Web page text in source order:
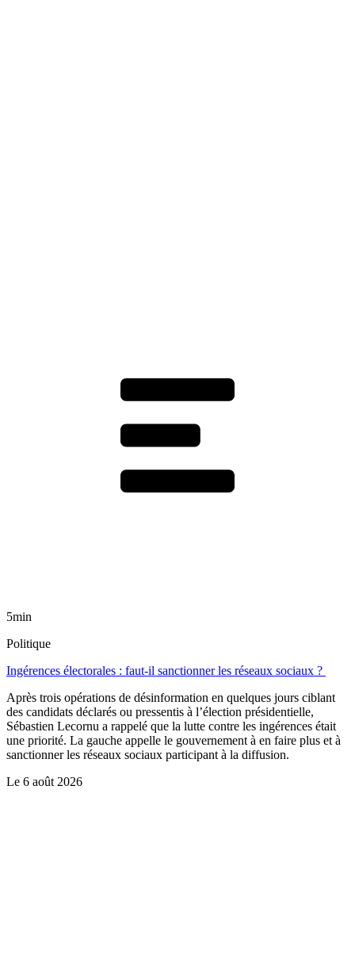
5min
Politique
Ingérences électorales : faut-il sanctionner les réseaux sociaux ?
Après trois opérations de désinformation en quelques jours ciblant
des candidats déclarés ou pressentis à l’élection présidentielle,
Sébastien Lecornu a rappelé que la lutte contre les ingérences était
une priorité. La gauche appelle le gouvernement à en faire plus et à
sanctionner les réseaux sociaux participant à la diffusion.
Le 6 août 2026